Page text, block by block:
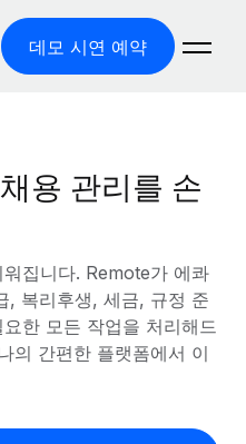
데모 시연 예약
쉽게 처리
사업을 확장
기
용 관리를 손
집니다. Remote가 에콰
, 복리후생, 세금, 규정 준
한 모든 작업을 처리해드
의 간편한 플랫폼에서 이